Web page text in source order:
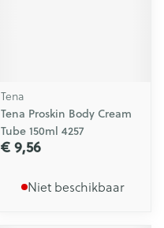
Tena
Tena Proskin Body Cream
Tube 150ml 4257
€ 9,56
Niet beschikbaar